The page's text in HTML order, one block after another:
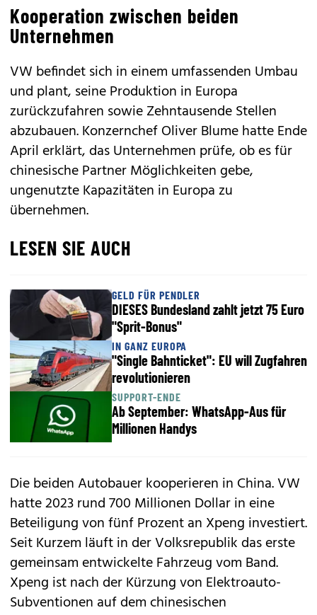
Kooperation zwischen beiden
Unternehmen
VW befindet sich in einem umfassenden Umbau
und plant, seine Produktion in Europa
zurückzufahren sowie Zehntausende Stellen
abzubauen. Konzernchef Oliver Blume hatte Ende
April erklärt, das Unternehmen prüfe, ob es für
chinesische Partner Möglichkeiten gebe,
ungenutzte Kapazitäten in Europa zu
übernehmen.
LESEN SIE AUCH
GELD FÜR PENDLER
DIESES Bundesland zahlt jetzt 75 Euro
"Sprit-Bonus"
IN GANZ EUROPA
"Single Bahnticket": EU will Zugfahren
revolutionieren
SUPPORT-ENDE
Ab September: WhatsApp-Aus für
Millionen Handys
Die beiden Autobauer kooperieren in China. VW
hatte 2023 rund 700 Millionen Dollar in eine
Beteiligung von fünf Prozent an Xpeng investiert.
Seit Kurzem läuft in der Volksrepublik das erste
gemeinsam entwickelte Fahrzeug vom Band.
Xpeng ist nach der Kürzung von Elektroauto-
Subventionen auf dem chinesischen